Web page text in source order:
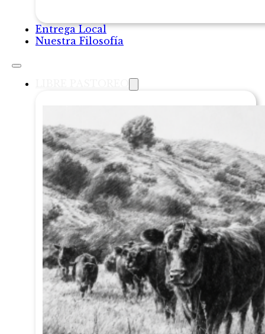
Entrega Local
Nuestra Filosofía